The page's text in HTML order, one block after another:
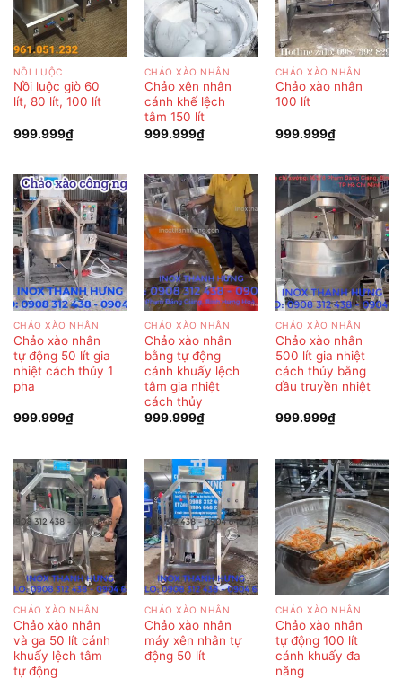
NỒI LUỘC
Nồi luộc giò 60
lít, 80 lít, 100 lít
999.999₫
CHẢO XÀO NHÂN
Chảo xên nhân
cánh khế lệch
tâm 150 lít
999.999₫
CHẢO XÀO NHÂN
Chảo xào nhân
100 lít
999.999₫
CHẢO XÀO NHÂN
Chảo xào nhân
tự động 50 lít gia
nhiệt cách thủy 1
pha
999.999₫
CHẢO XÀO NHÂN
Chảo xào nhân
bằng tự động
cánh khuấy lệch
tâm gia nhiệt
cách thủy
999.999₫
CHẢO XÀO NHÂN
Chảo xào nhân
500 lít gia nhiệt
cách thủy bằng
dầu truyền nhiệt
999.999₫
CHẢO XÀO NHÂN
Chảo xào nhân
và ga 50 lít cánh
khuấy lệch tâm
tự động
CHẢO XÀO NHÂN
Chảo xào nhân
máy xên nhân tự
động 50 lít
CHẢO XÀO NHÂN
Chảo xào nhân
tự động 100 lít
cánh khuấy đa
năng